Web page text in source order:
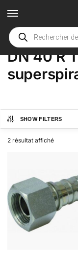
Accueil boutique /
DN 40 R
SHOW FILTERS
2 résultat affiché